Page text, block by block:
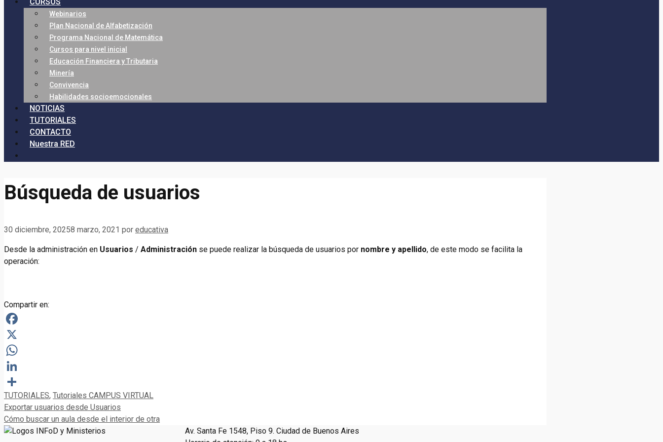
Webinarios
Plan Nacional de Alfabetización
Programa Nacional de Matemática
Cursos para nivel inicial
Educación Financiera y Tributaria
Minería
Convivencia
Habilidades socioemocionales
NOTICIAS
TUTORIALES
CONTACTO
Nuestra RED
Búsqueda de usuarios
30 diciembre, 20258 marzo, 2021 por educativa
Desde la administración en Usuarios / Administración se puede realizar la búsqueda de usuarios por nombre y apellido, de este modo se facilita la
operación:
Compartir en:
Facebook
X
WhatsApp
LinkedIn
Compartir
Categorías
TUTORIALES, Tutoriales CAMPUS VIRTUAL
Exportar usuarios desde Usuarios
Cómo buscar un aula desde el interior de otra
Av. Santa Fe 1548, Piso 9. Ciudad de Buenos Aires